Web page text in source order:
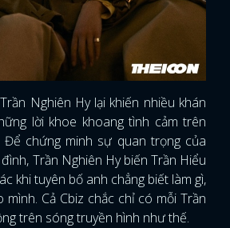
Nghiên Hy lại khiến nhiều khán
lời khoe khoang tình cảm trên
Để chứng minh sự quan trọng của
Trần Nghiên Hy biến Trần Hiểu
khi tuyên bố anh chẳng biết làm gì,
Cả Cbiz chắc chỉ có mỗi Trần
trên sóng truyền hình như thế.